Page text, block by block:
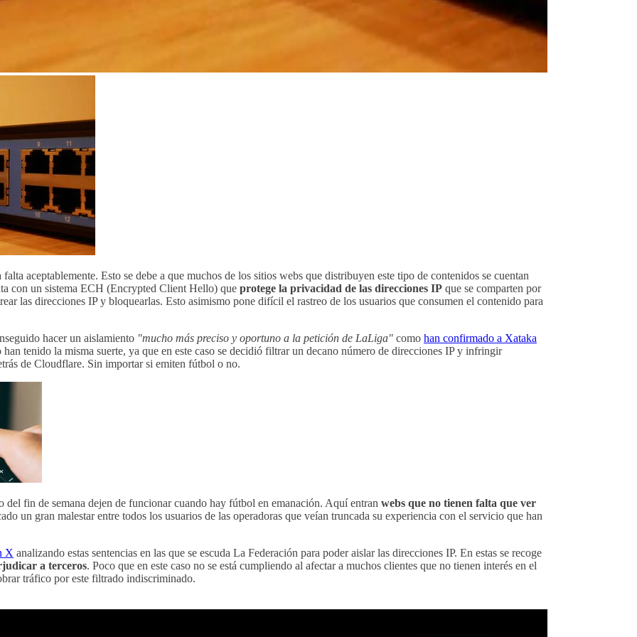
aceptablemente. Esto se debe a que muchos de los sitios webs que distribuyen este tipo de contenidos se cuentan
con un sistema ECH (Encrypted Client Hello) que protege la privacidad de las direcciones IP que se comparten por
las direcciones IP y bloquearlas. Esto asimismo pone difícil el rastreo de los usuarios que consumen el contenido para
hacer un aislamiento "mucho más preciso y oportuno a la petición de LaLiga" como han confirmado a Xataka
tenido la misma suerte, ya que en este caso se decidió filtrar un decano número de direcciones IP y infringir
de Cloudflare. Sin importar si emiten fútbol o no.
del fin de semana dejen de funcionar cuando hay fútbol en emanación. Aquí entran webs que no tienen falta que ver
un gran malestar entre todos los usuarios de las operadoras que veían truncada su experiencia con el servicio que han
X analizando estas sentencias en las que se escuda La Federación para poder aislar las direcciones IP. En estas se recoge
a terceros. Poco que en este caso no se está cumpliendo al afectar a muchos clientes que no tienen interés en el
tráfico por este filtrado indiscriminado.